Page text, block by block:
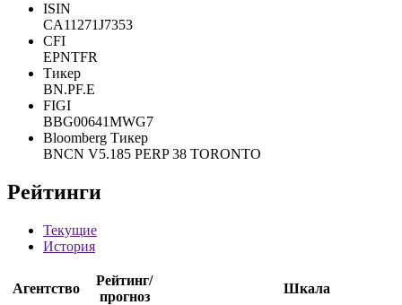
ISIN
CA11271J7353
CFI
EPNTFR
Тикер
BN.PF.E
FIGI
BBG00641MWG7
Bloomberg Тикер
BNCN V5.185 PERP 38 TORONTO
Рейтинги
Текущие
История
Агентство
Рейтинг/
прогноз
Шкала